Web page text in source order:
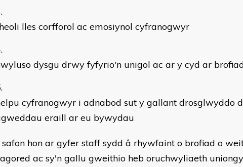
lles corfforol ac emosiynol cyfranogwyr
dysgu drwy fyfyrio'n unigol ac ar y cyd ar
cyfranogwyr i adnabod sut y gallant drosglwyddo
eraill ar eu bywydau
hon ar gyfer staff sydd â rhywfaint o brofiad o
ac sy'n gallu gweithio heb oruchwyliaeth